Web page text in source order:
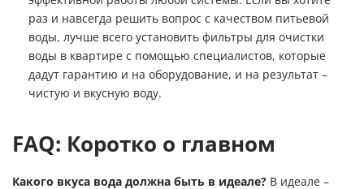
раз и навсегда решить вопрос с качеством питьевой
воды, лучше всего установить фильтры для очистки
воды в квартире с помощью специалистов, которые
дадут гарантию и на оборудование, и на результат –
чистую и вкусную воду.
FAQ: Коротко о главном
Какого вкуса вода должна быть в идеале? В идеале –